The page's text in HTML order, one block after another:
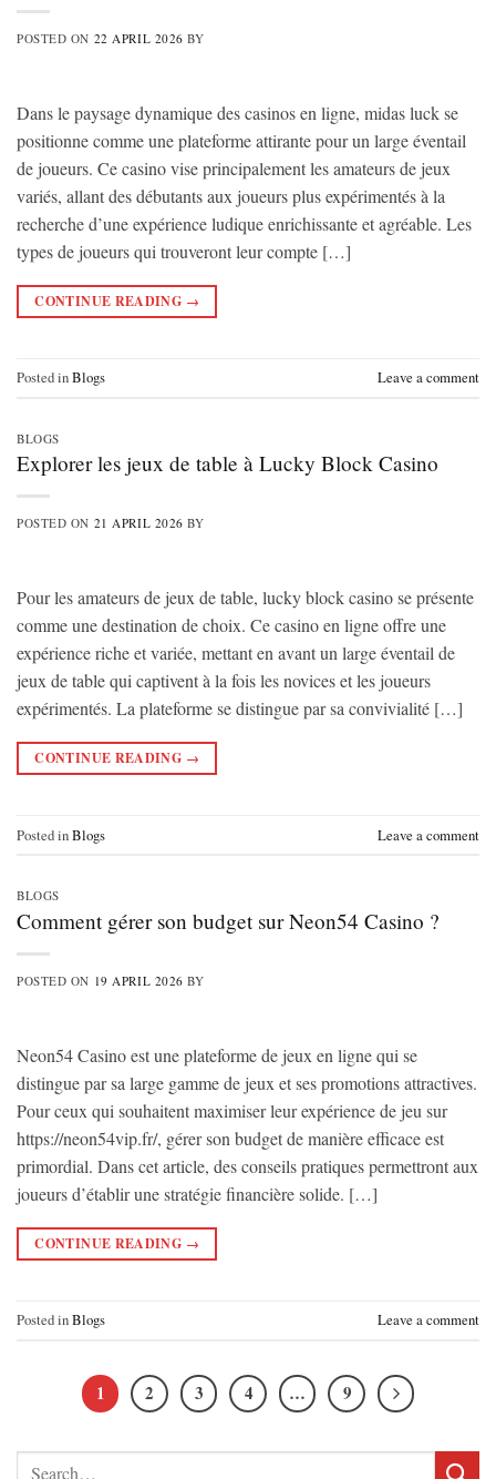
POSTED ON 22 APRIL 2026 BY
Dans le paysage dynamique des casinos en ligne, midas luck se
positionne comme une plateforme attirante pour un large éventail
de joueurs. Ce casino vise principalement les amateurs de jeux
variés, allant des débutants aux joueurs plus expérimentés à la
recherche d’une expérience ludique enrichissante et agréable. Les
types de joueurs qui trouveront leur compte […]
CONTINUE READING →
Posted inBlogs Leave a comment
BLOGS
Explorer les jeux de table à Lucky Block Casino
POSTED ON 21 APRIL 2026 BY
Pour les amateurs de jeux de table, lucky block casino se présente
comme une destination de choix. Ce casino en ligne offre une
expérience riche et variée, mettant en avant un large éventail de
jeux de table qui captivent à la fois les novices et les joueurs
expérimentés. La plateforme se distingue par sa convivialité […]
CONTINUE READING →
Posted inBlogs Leave a comment
BLOGS
Comment gérer son budget sur Neon54 Casino ?
POSTED ON 19 APRIL 2026 BY
Neon54 Casino est une plateforme de jeux en ligne qui se
distingue par sa large gamme de jeux et ses promotions attractives.
Pour ceux qui souhaitent maximiser leur expérience de jeu sur
https://neon54vip.fr/, gérer son budget de manière efficace est
primordial. Dans cet article, des conseils pratiques permettront aux
joueurs d’établir une stratégie financière solide. […]
CONTINUE READING →
Posted inBlogs Leave a comment
1 2 3 4 … 9
Search